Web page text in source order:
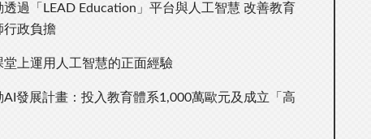
過「LEAD Education」平台與人工智慧 改善教育
行政負擔
堂上運用人工智慧的正面經驗
AI發展計畫：投入教育體系1,000萬歐元及成立「高